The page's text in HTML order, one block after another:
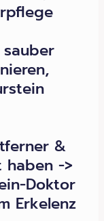
&
haben ->
Doktor
Erkelenz